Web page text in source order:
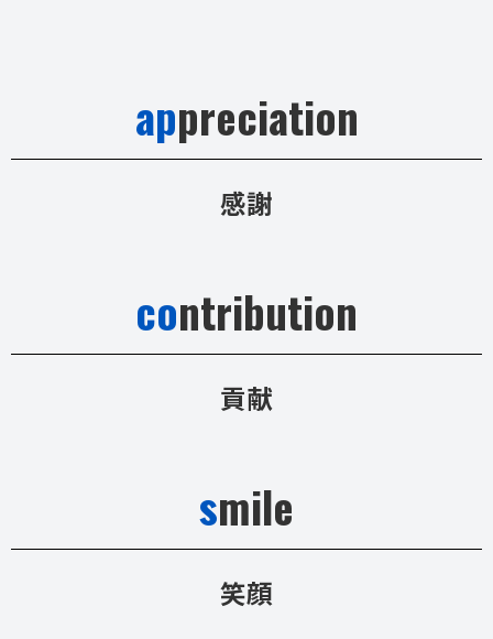
appreciation
感謝
contribution
貢献
smile
笑顔